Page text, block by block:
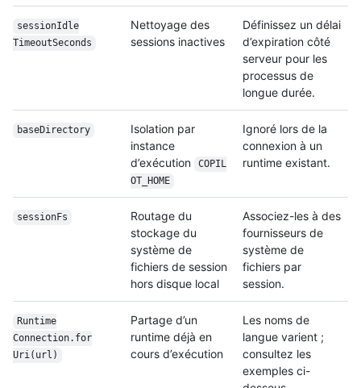
sessionIdle
TimeoutSeconds
Nettoyage des
sessions inactives
Définissez un délai
d’expiration côté
serveur pour les
processus de
longue durée.
baseDirectory
Isolation par
instance
d’exécution
COPIL
OT_HOME
Ignoré lors de la
connexion à un
runtime existant.
sessionFs
Routage du
stockage du
système de
fichiers de session
hors disque local
Associez-les à des
fournisseurs de
système de
fichiers par
session.
Runtime
Connection.for
Uri(url)
Partage d’un
runtime déjà en
cours d’exécution
Les noms de
langue varient ;
consultez les
exemples ci-